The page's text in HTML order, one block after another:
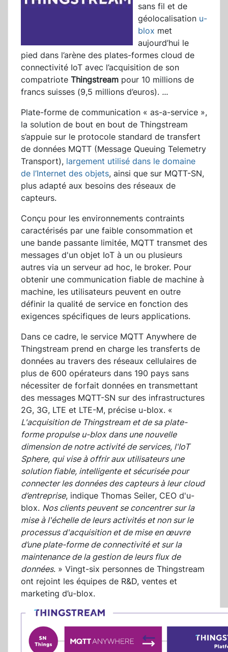
sans fil et de
géolocalisation u-
blox met
aujourd’hui le
pied dans l’arène des plates-formes cloud de
connectivité IoT avec l’acquisition de son
compatriote Thingstream pour 10 millions de
francs suisses (9,5 millions d’euros). ...
Plate-forme de communication « as-a-service »,
la solution de bout en bout de Thingstream
s’appuie sur le protocole standard de transfert
de données MQTT (Message Queuing Telemetry
Transport), largement utilisé dans le domaine
de l’Internet des objets, ainsi que sur MQTT-SN,
plus adapté aux besoins des réseaux de
capteurs.
Conçu pour les environnements contraints
caractérisés par une faible consommation et
une bande passante limitée, MQTT transmet des
messages d'un objet IoT à un ou plusieurs
autres via un serveur ad hoc, le broker. Pour
obtenir une communication fiable de machine à
machine, les utilisateurs peuvent en outre
définir la qualité de service en fonction des
exigences spécifiques de leurs applications.
Dans ce cadre, le service MQTT Anywhere de
Thingstream prend en charge les transferts de
données au travers des réseaux cellulaires de
plus de 600 opérateurs dans 190 pays sans
nécessiter de forfait données en transmettant
des messages MQTT-SN sur des infrastructures
2G, 3G, LTE et LTE-M, précise u-blox. «
L'acquisition de Thingstream et de sa plate-
forme propulse u-blox dans une nouvelle
dimension de notre activité de services, l'IoT
Sphere, qui vise à offrir aux utilisateurs une
solution fiable, intelligente et sécurisée pour
connecter les données des capteurs à leur cloud
d’entreprise, indique Thomas Seiler, CEO d'u-
blox. Nos clients peuvent se concentrer sur la
mise à l'échelle de leurs activités et non sur le
processus d'acquisition et de mise en œuvre
d’une plate-forme de connectivité et sur la
maintenance de la gestion de leurs flux de
données. » Vingt-six personnes de Thingstream
ont rejoint les équipes de R&D, ventes et
marketing d’u-blox.